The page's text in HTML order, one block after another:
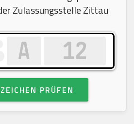
Zulassungsstelle Zittau
PRÜFEN